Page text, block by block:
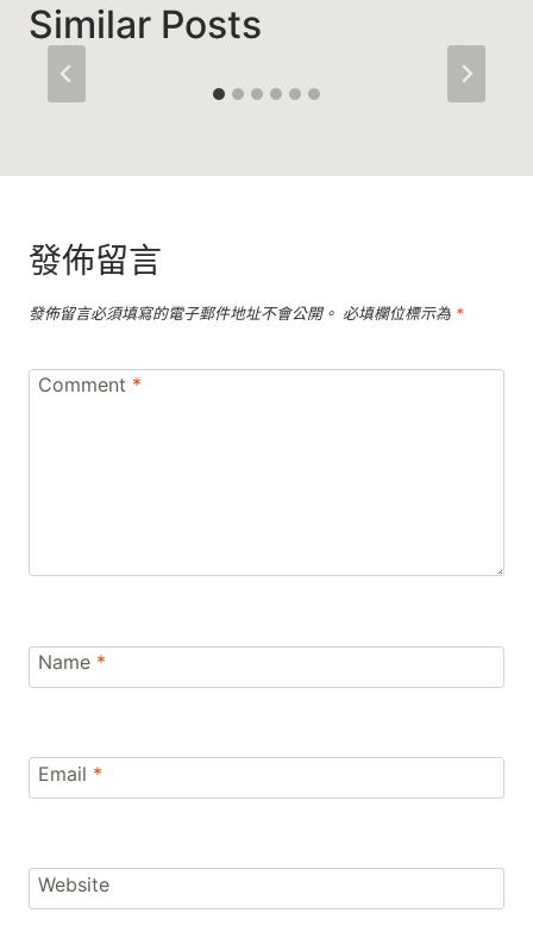
Similar Posts
發佈留言
發佈留言必須填寫的電子郵件地址不會公開。 必填欄位標示為 *
Comment *
Name *
Email *
Website